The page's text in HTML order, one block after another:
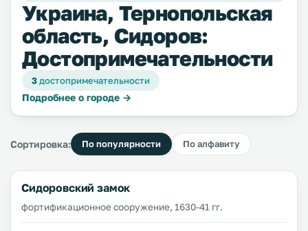
Украина, Тернопольская
область, Сидоров:
Достопримечательности
3достопримечательности
Подробнее о городе →
Сортировка: По популярности По алфавиту
Сидоровский замок
фортификационное сооружение, 1630-41 гг.